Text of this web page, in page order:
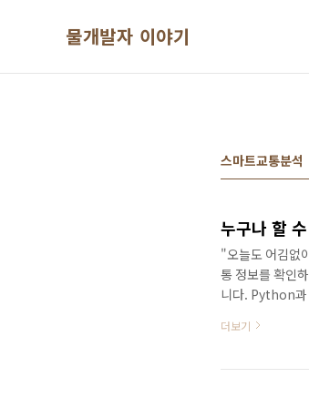
물개발자 이야기
스마트교통분석
"오늘도 어김없
통 정보를 확인
니다. Python과
다. 하지만 현재
수동으로 전환
더보기